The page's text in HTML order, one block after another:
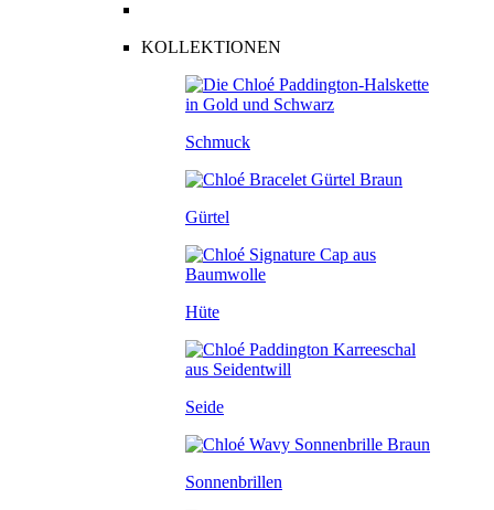
KOLLEKTIONEN
Schmuck
Gürtel
Hüte
Seide
Sonnenbrillen